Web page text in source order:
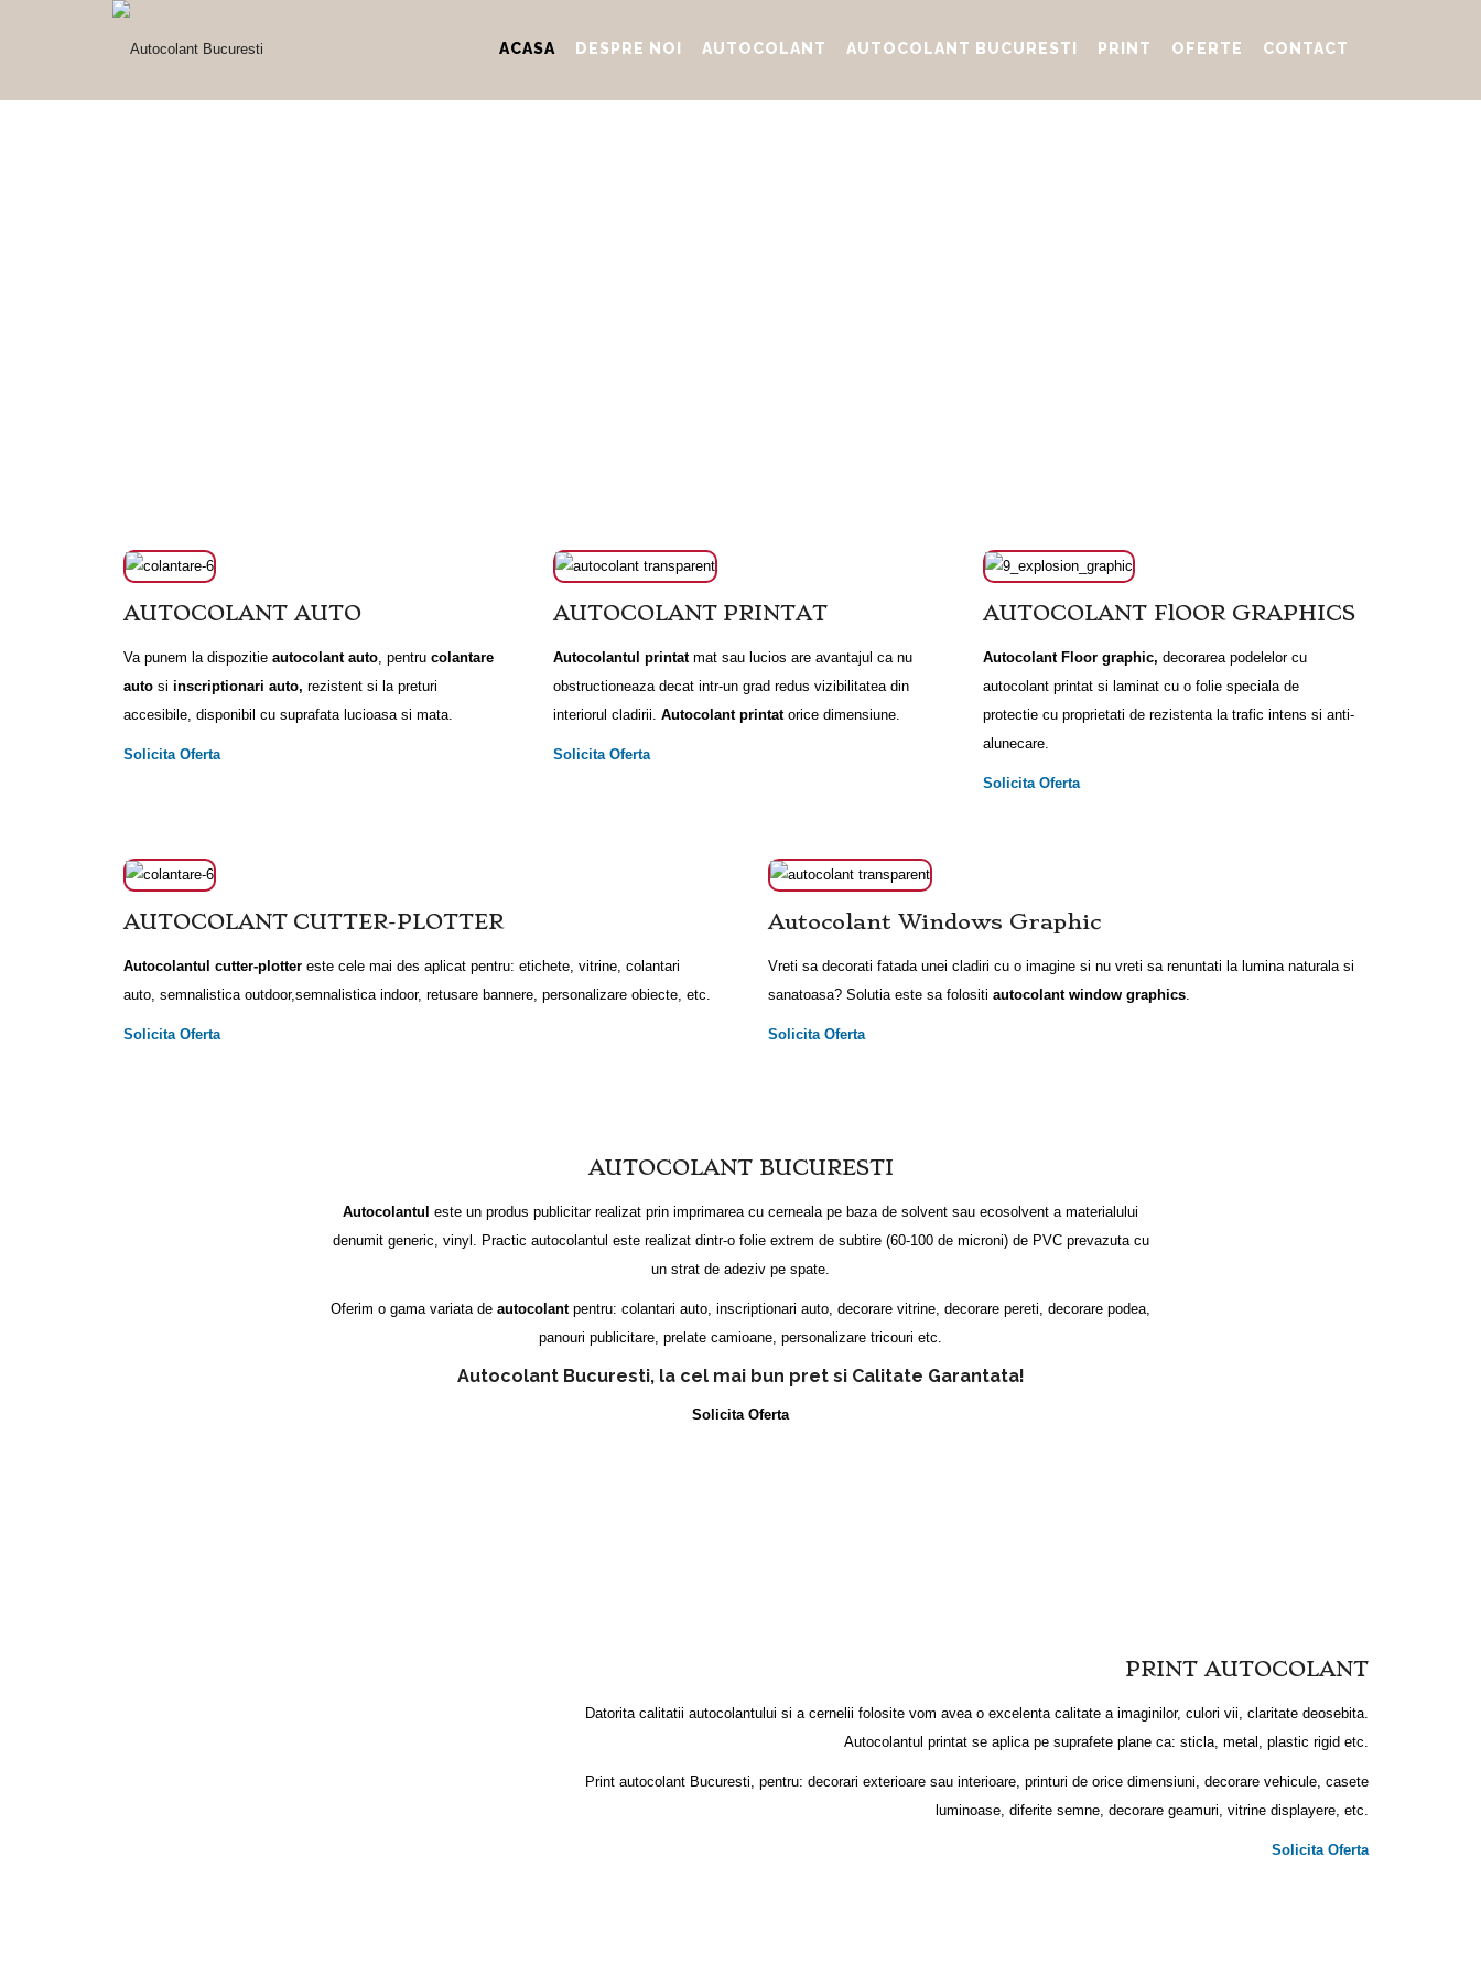
ACASA DESPRE NOI AUTOCOLANT AUTOCOLANT BUCURESTI PRINT OFERTE CONTACT
AUTOCOLANT AUTO
Va punem la dispozitie autocolant auto, pentru colantare
auto si inscriptionari auto, rezistent si la preturi
accesibile, disponibil cu suprafata lucioasa si mata.
Solicita Oferta
AUTOCOLANT PRINTAT
Autocolantul printat mat sau lucios are avantajul ca nu
obstructioneaza decat intr-un grad redus vizibilitatea din
interiorul cladirii. Autocolant printat orice dimensiune.
Solicita Oferta
AUTOCOLANT FlOOR GRAPHICS
Autocolant Floor graphic, decorarea podelelor cu
autocolant printat si laminat cu o folie speciala de
protectie cu proprietati de rezistenta la trafic intens si anti-
alunecare.
Solicita Oferta
AUTOCOLANT CUTTER-PLOTTER
Autocolantul cutter-plotter este cele mai des aplicat pentru: etichete, vitrine, colantari
auto, semnalistica outdoor,semnalistica indoor, retusare bannere, personalizare obiecte, etc.
Solicita Oferta
Autocolant Windows Graphic
Vreti sa decorati fatada unei cladiri cu o imagine si nu vreti sa renuntati la lumina naturala si
sanatoasa? Solutia este sa folositi autocolant window graphics.
Solicita Oferta
AUTOCOLANT BUCURESTI
Autocolantul este un produs publicitar realizat prin imprimarea cu cerneala pe baza de solvent sau ecosolvent a materialului
denumit generic, vinyl. Practic autocolantul este realizat dintr-o folie extrem de subtire (60-100 de microni) de PVC prevazuta cu
un strat de adeziv pe spate.
Oferim o gama variata de autocolantpentru: colantari auto, inscriptionari auto, decorare vitrine, decorare pereti, decorare podea,
panouri publicitare, prelate camioane, personalizare tricouri etc.
Autocolant Bucuresti, la cel mai bun pret si Calitate Garantata!
Solicita Oferta
PRINT AUTOCOLANT
Datorita calitatii autocolantului si a cernelii folosite vom avea o excelenta calitate a imaginilor, culori vii, claritate deosebita.
Autocolantul printat se aplica pe suprafete plane ca: sticla, metal, plastic rigid etc.
Print autocolant Bucuresti, pentru: decorari exterioare sau interioare, printuri de orice dimensiuni, decorare vehicule, casete
luminoase, diferite semne, decorare geamuri, vitrine displayere, etc.
Solicita Oferta